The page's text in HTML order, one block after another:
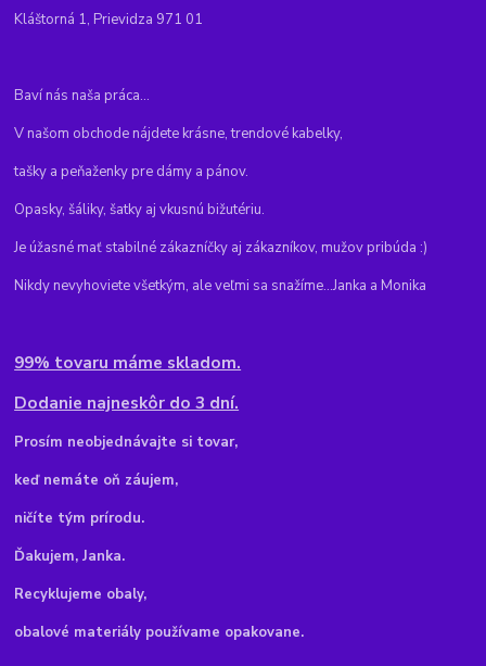
Kláštorná 1, Prievidza 971 01
Baví nás naša práca...
V našom obchode nájdete krásne, trendové kabelky,
tašky a peňaženky pre dámy a pánov.
Opasky, šáliky, šatky aj vkusnú bižutériu.
Je úžasné mať stabilné zákazníčky aj zákazníkov, mužov pribúda :)
Nikdy nevyhoviete všetkým, ale veľmi sa snažíme...Janka a Monika
99% tovaru máme skladom.
Dodanie najneskôr do 3 dní.
Prosím neobjednávajte si tovar,
keď nemáte oň záujem,
ničíte tým prírodu.
Ďakujem, Janka.
Recyklujeme obaly,
obalové materiály používame opakovane.